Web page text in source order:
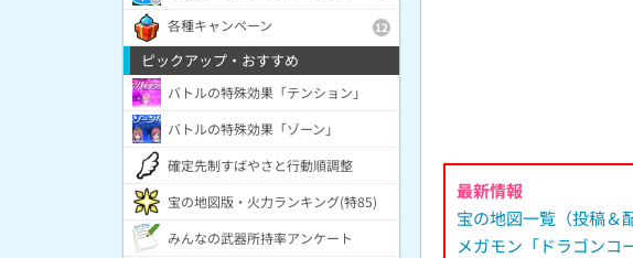
最新情報
宝の地図一覧（投稿＆
メガモン「ドラゴンコ
各種キャンペーン 12
ピックアップ・おすすめ
バトルの特殊効果「テンション」
バトルの特殊効果「ゾーン」
確定先制すばやさと行動順調整
宝の地図版・火力ランキング(特85)
みんなの武器所持率アンケート